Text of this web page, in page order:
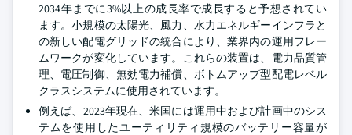
2034年までに3%以上の成長率で成長すると予想されてい
ます。小規模の太陽光、風力、水力エネルギーインフラと
の新しい配電グリッドの統合により、業界内の運用フレー
ムワークが変化しています。これらの装置は、電力品質管
理、電圧制御、無効電力補償、ボトムアップ型配電レベル
クラスシステムに使用されています。
例えば、2023年現在、米国には運用中および計画中のシス
テムを使用したユーティリティ規模のバッテリー容量が